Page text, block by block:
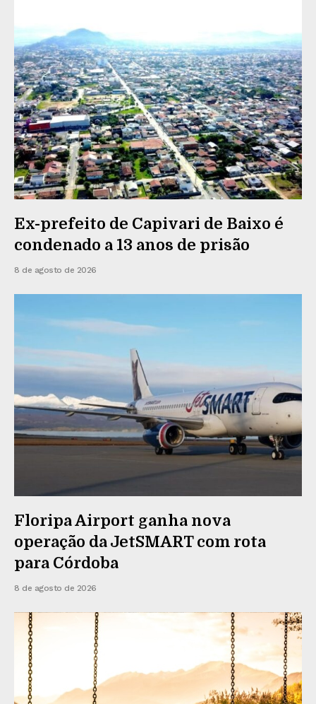
Ex-prefeito de Capivari de Baixo é
condenado a 13 anos de prisão
8 de agosto de 2026
Floripa Airport ganha nova
operação da JetSMART com rota
para Córdoba
8 de agosto de 2026